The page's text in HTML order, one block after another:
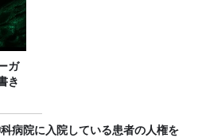
ガ
き
病院に入院している患者の人権を